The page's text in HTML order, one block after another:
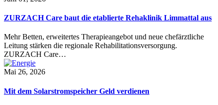
ZURZACH Care baut die etablierte Rehaklinik Limmattal aus
Mehr Betten, erweitertes Therapieangebot und neue chefärztliche
Leitung stärken die regionale Rehabilitationsversorgung.
ZURZACH Care…
Mai 26, 2026
Mit dem Solarstromspeicher Geld verdienen